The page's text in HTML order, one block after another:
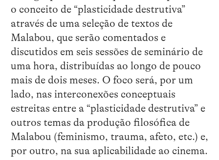
o conceito de “plasticidade destrutiva”
através de uma seleção de textos de
Malabou, que serão comentados e
discutidos em seis sessões de seminário de
uma hora, distribuídas ao longo de pouco
mais de dois meses. O foco será, por um
lado, nas interconexões conceptuais
estreitas entre a “plasticidade destrutiva” e
outros temas da produção filosófica de
Malabou (feminismo, trauma, afeto, etc.) e,
por outro, na sua aplicabilidade ao cinema.